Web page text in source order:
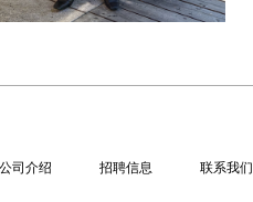
公司介绍 招聘信息 联系我们